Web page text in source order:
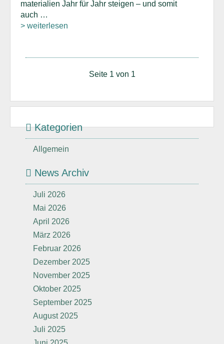
materialien Jahr für Jahr steigen – und somit
auch …
> weiterlesen
Seite 1 von 1
Kategorien
Allgemein
News Archiv
Juli 2026
Mai 2026
April 2026
März 2026
Februar 2026
Dezember 2025
November 2025
Oktober 2025
September 2025
August 2025
Juli 2025